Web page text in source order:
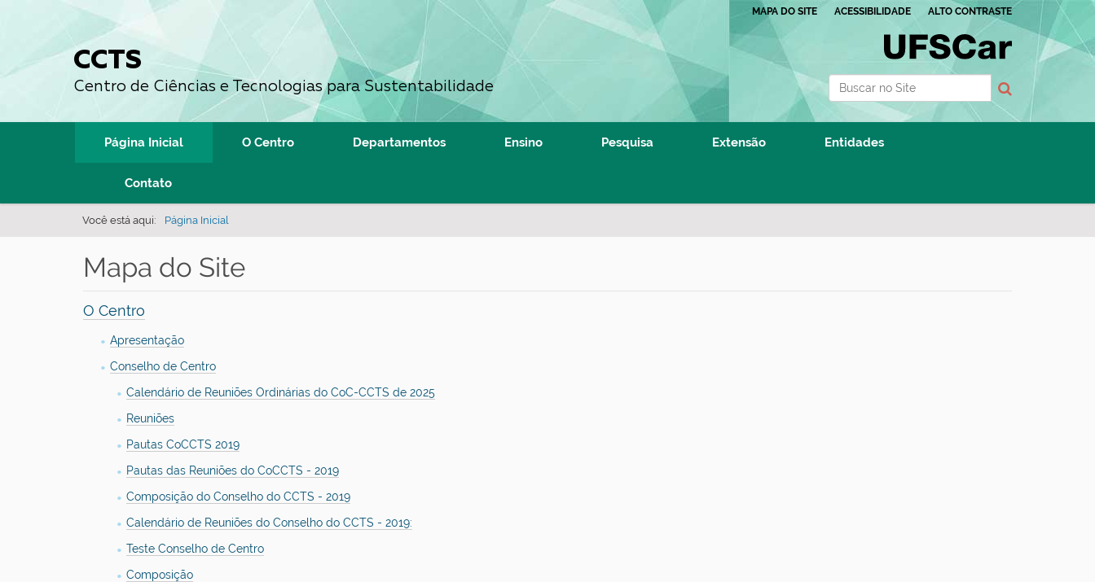
CCTS
Centro de Ciências e Tecnologias para Sustentabilidade Busca
Busca Avançada…
MAPA DO SITE ACESSIBILIDADE ALTO CONTRASTE
e
Página Inicial O Centro Departamentos Ensino Pesquisa Extensão Entidades
Contato
Você está aqui: Página Inicial
Mapa do Site
O Centro
Apresentação
Conselho de Centro
Calendário de Reuniões Ordinárias do CoC-CCTS de 2025
Reuniões
Pautas CoCCTS 2019
Pautas das Reuniões do CoCCTS - 2019
Composição do Conselho do CCTS - 2019
Calendário de Reuniões do Conselho do CCTS - 2019:
Teste Conselho de Centro
Composição